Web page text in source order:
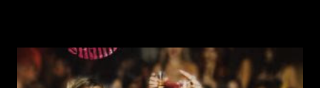
feira), quando Roberto Carlos se apresentará em Curitiba
– PR , na Teatro Positivo (Rua Prof. Pedro Viriato Parigot